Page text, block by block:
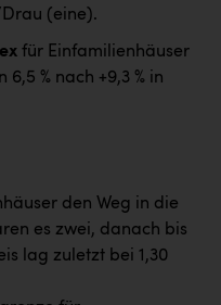
Drau (eine).
für Einfamilienhäuser
% nach +9,3 % in
den Weg in die
es zwei, danach bis
lag zuletzt bei 1,30